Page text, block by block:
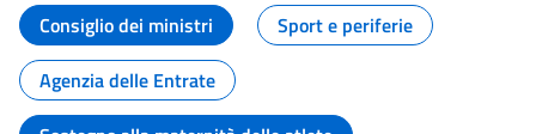
Consiglio dei ministri
Sport e periferie
Agenzia delle Entrate